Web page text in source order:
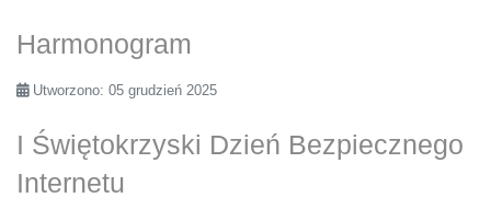
Harmonogram
Utworzono: 05 grudzień 2025
I Świętokrzyski Dzień Bezpiecznego
Internetu